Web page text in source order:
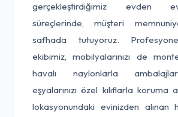
gerçekleştirdiğimiz evden
süreçlerinde, müşteri
safhada tutuyoruz.
ekibimiz, mobilyalarınızı de
havalı naylonlarla
eşyalarınızı özel kılıflarla koruma
lokasyonundaki evinizden